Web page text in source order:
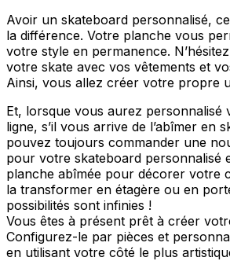
Avoir un skateboard personnalisé,
la différence. Votre planche vous
votre style en permanence.
votre skate avec vos vêtements et
Ainsi, vous allez créer votre propre
Et, lorsque vous aurez personnalisé
ligne, s’il vous arrive de l’abîmer en
pouvez toujours commander une
pour votre skateboard personnalisé
planche abîmée pour décorer votre
la transformer en étagère ou en
possibilités sont infinies !
Vous êtes à présent prêt à créer
Configurez-le par pièces et
en utilisant votre côté le plus